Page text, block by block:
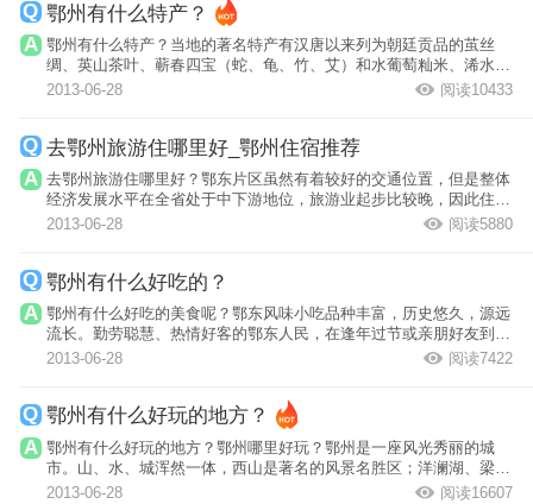
鄂州有什么特产？
鄂州有什么特产？当地的著名特产有汉唐以来列为朝廷贡品的茧丝
绸、英山茶叶、蕲春四宝（蛇、龟、竹、艾）和水葡萄籼米、浠水芝
麻湖藕等。
2013-06-28 阅读10433
去鄂州旅游住哪里好_鄂州住宿推荐
去鄂州旅游住哪里好？鄂东片区虽然有着较好的交通位置，但是整体
经济发展水平在全省处于中下游地位，旅游业起步比较晚，因此住宿
水平以及宾...
2013-06-28 阅读5880
鄂州有什么好吃的？
鄂州有什么好吃的美食呢？鄂东风味小吃品种丰富，历史悠久，源远
流长。勤劳聪慧、热情好客的鄂东人民，在逢年过节或亲朋好友到来
或重要宾客...
2013-06-28 阅读7422
鄂州有什么好玩的地方？
鄂州有什么好玩的地方？鄂州哪里好玩？鄂州是一座风光秀丽的城
市。山、水、城浑然一体，西山是著名的风景名胜区；洋澜湖、梁子
湖、红莲湖更...
2013-06-28 阅读16607